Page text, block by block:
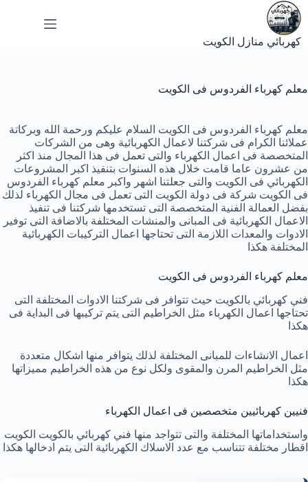
التجاوز
إلى
المحتوى
كهربائي منازل الكويت
معلم كهرباء الفردوس فى الكويت
معلم كهرباء الفردوس فى الكويت السلام عليكم ورحمة الله وبركاتة
عملائنا الكرام فى شركتنا لاعمال الكهربائية وهى من الشركات
المتخصصة فى اعمال الكهرباء والتى تعمل فى هذا المجال منذ اكثر
من عشرون عاما قامت خلال هذه السنوات بتنفيذ اكبر المشروعات
الكهربائي فى الكويت والتى جعلتنا اشهر واكبر معلم كهرباء الفردوس
فى الكويت شركة فى دولة الكويت التى تعمل فى مجال الكهرباء لذلك
بفضل العمالة الفنية المتخصصة التى تستخدمها شركتنا فى تنفيذ
الاعمال الكهربائية فى المبانى والمنشات المختلفة بالاضافة التى توفير
الادوات والمعدات اللازمة التى تحتاجها اعمال التركيبات الكهربائية
المختلفة هكذا
معلم كهرباء الفردوس فى الكويت
فني كهربائي بالكويت حيث تتوافر فى شركتنا الادوات المختلفة التى
تحتاجها اعمال الكهرباء مثل الخراطيم التى يتم تركيبها فى البداية فى
هكذا
اعمال الانشاءات للمبانى المختلفة لذلك يتوافر منها اشكال متعددة
مثل الخراطيم المرن والمقوى ولكل نوع من هذه الخراطيم مميزاتها
هكذا
فنيين كهربائيين متخصصين فى اعمال الكهرباء
واستخداماتها المختلفة والتى تتواجد منها فني كهربائي بالكويت الكويت
اقطار مختلفة تتناسب مع عدد الاسلاك الكهربائية التى يتم ادخالها هكذا